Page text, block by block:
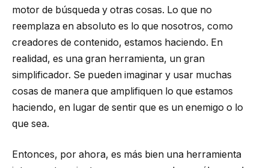
motor de búsqueda y otras cosas. Lo que no
reemplaza en absoluto es lo que nosotros, como
creadores de contenido, estamos haciendo. En
realidad, es una gran herramienta, un gran
simplificador. Se pueden imaginar y usar muchas
cosas de manera que amplifiquen lo que estamos
haciendo, en lugar de sentir que es un enemigo o lo
que sea.
Entonces, por ahora, es más bien una herramienta